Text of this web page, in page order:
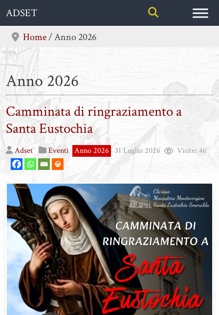
Skip
content
ADSET
Home/Anno 2026
Anno 2026
Camminata di ringraziamento a
Santa Eustochia
Adset Eventi Anno 2026 31 Luglio 2026 Visite: 46